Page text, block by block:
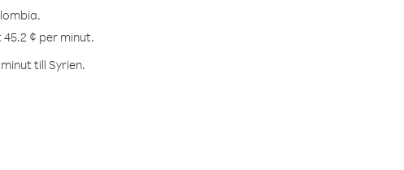
¢ per minut.
till Syrien.